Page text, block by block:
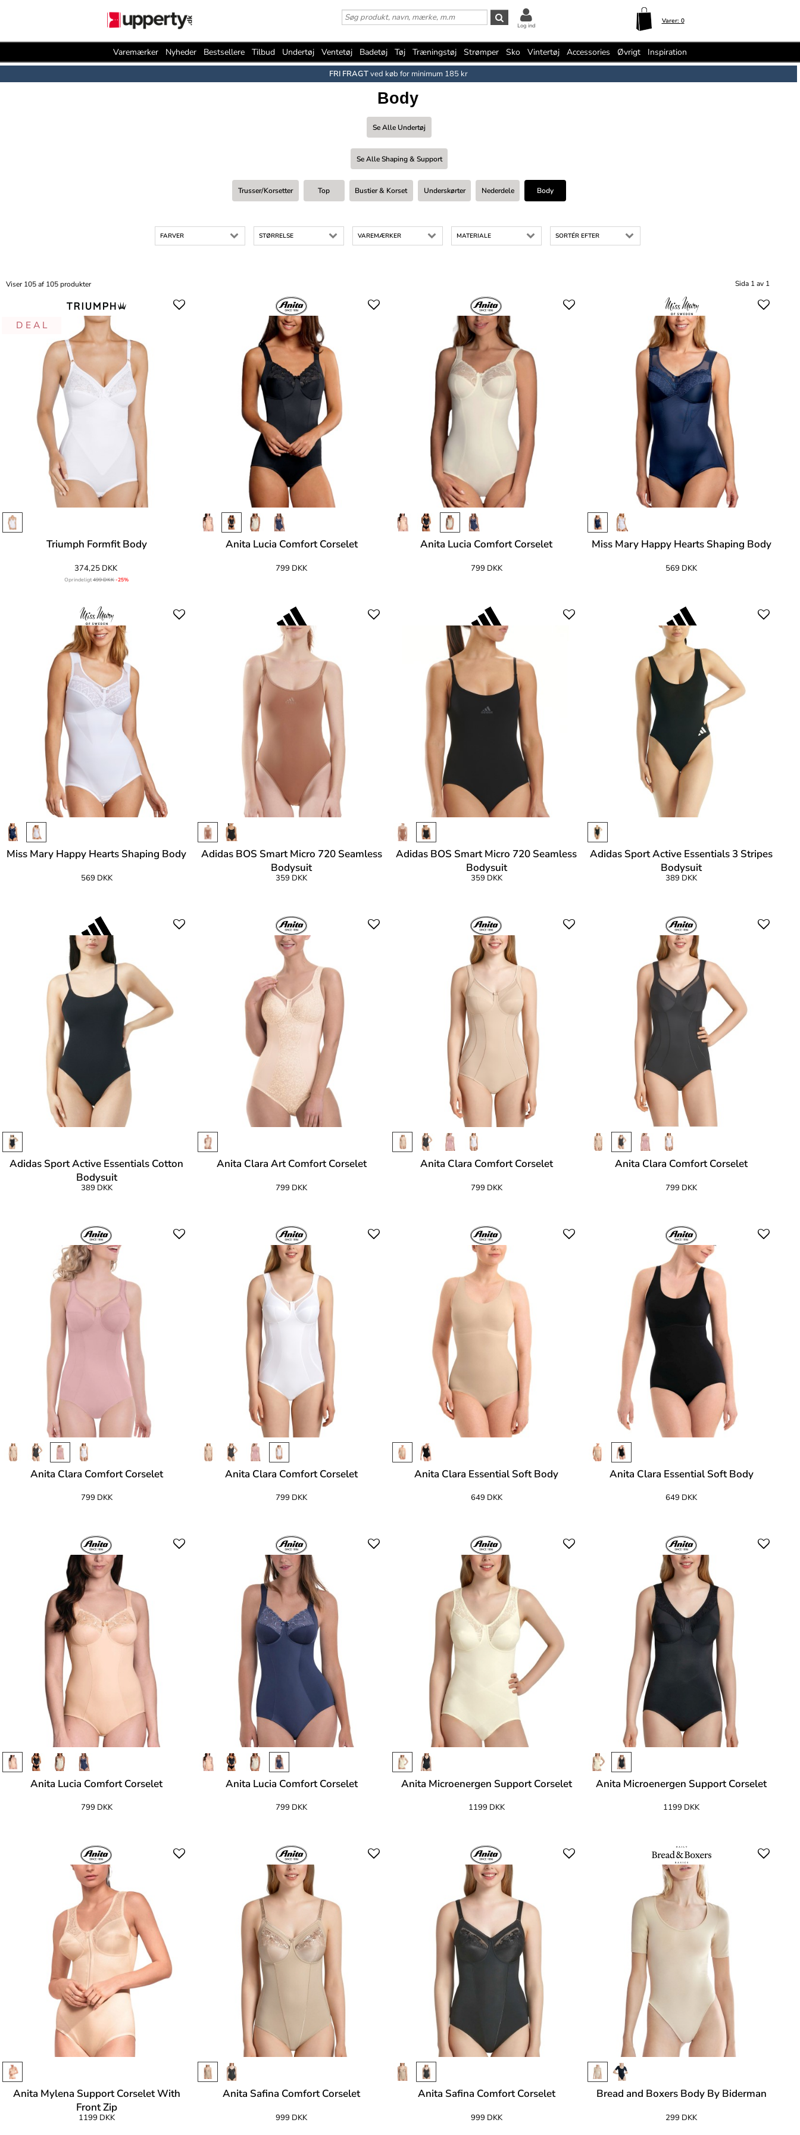
Varer: 0
Log ind
Varemærker Nyheder Bestsellere Tilbud Undertøj Ventetøj Badetøj Tøj Træningstøj Strømper Sko Vintertøj Accessories Øvrigt Inspiration
FRI FRAGTved køb for minimum 185 kr
Body
Se Alle Undertøj
Se Alle Shaping & Support
Trusser/Korsetter Top Bustier & Korset Underskørter Nederdele Body
FARVER STØRRELSE VAREMÆRKER MATERIALE SORTÉR EFTER
Sida 1 av 1
Viser 105 af 105 produkter
D E A L
Triumph Formfit Body
374,25 DKK
Oprindeligt499 DKK-25%
Anita Lucia Comfort Corselet
799 DKK
Anita Lucia Comfort Corselet
799 DKK
Miss Mary Happy Hearts Shaping Body
569 DKK
Miss Mary Happy Hearts Shaping Body
569 DKK
Adidas BOS Smart Micro 720 Seamless
Bodysuit
359 DKK
Adidas BOS Smart Micro 720 Seamless
Bodysuit
359 DKK
Adidas Sport Active Essentials 3 Stripes
Bodysuit
389 DKK
Adidas Sport Active Essentials Cotton
Bodysuit
389 DKK
Anita Clara Art Comfort Corselet
799 DKK
Anita Clara Comfort Corselet
799 DKK
Anita Clara Comfort Corselet
799 DKK
Anita Clara Comfort Corselet
799 DKK
Anita Clara Comfort Corselet
799 DKK
Anita Clara Essential Soft Body
649 DKK
Anita Clara Essential Soft Body
649 DKK
Anita Lucia Comfort Corselet
799 DKK
Anita Lucia Comfort Corselet
799 DKK
Anita Microenergen Support Corselet
1199 DKK
Anita Microenergen Support Corselet
1199 DKK
Anita Mylena Support Corselet With
Front Zip
1199 DKK
Anita Safina Comfort Corselet
999 DKK
Anita Safina Comfort Corselet
999 DKK
Bread and Boxers Body By Biderman
299 DKK